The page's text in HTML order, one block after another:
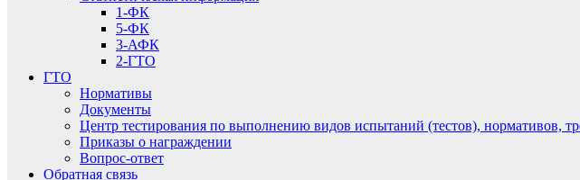
1-ФК
5-ФК
3-АФК
2-ГТО
ГТО
Нормативы
Документы
Центр тестирования по выполнению видов испытаний (тестов), нормативов,
Приказы о награждении
Вопрос-ответ
Обратная связь